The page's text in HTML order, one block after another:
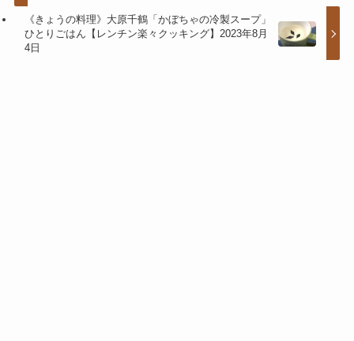
《きょうの料理》大原千鶴「かぼちゃの冷製スープ」
ひとりごはん【レンチン楽々クッキング】2023年8月
4日